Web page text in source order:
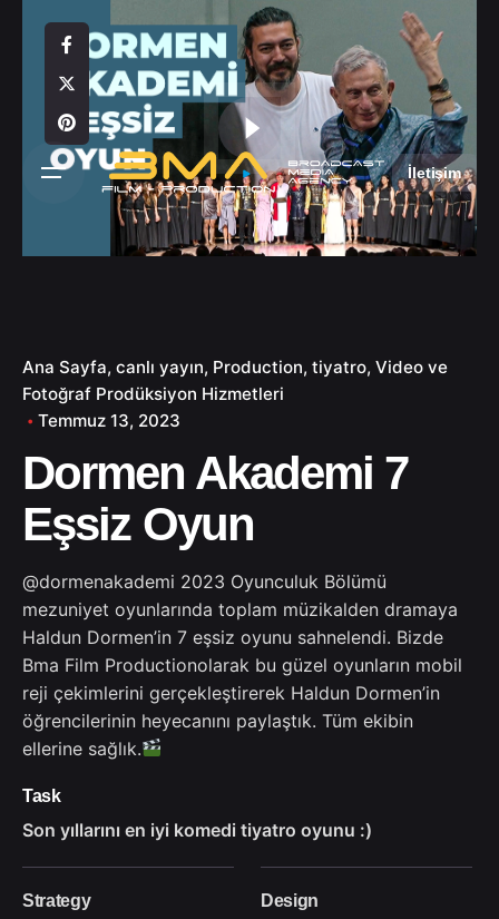
İletişim
Ana Sayfa canlı yayın Production tiyatro Video ve
Fotoğraf Prodüksiyon Hizmetleri
Temmuz 13, 2023
Dormen Akademi 7
Eşsiz Oyun
@dormenakademi 2023 Oyunculuk Bölümü
mezuniyet oyunlarında toplam müzikalden dramaya
Haldun Dormen’in 7 eşsiz oyunu sahnelendi. Bizde
Bma Film Productionolarak bu güzel oyunların mobil
reji çekimlerini gerçekleştirerek Haldun Dormen’in
öğrencilerinin heyecanını paylaştık. Tüm ekibin
ellerine sağlık.
Task
Son yıllarını en iyi komedi tiyatro oyunu :)
Strategy Design